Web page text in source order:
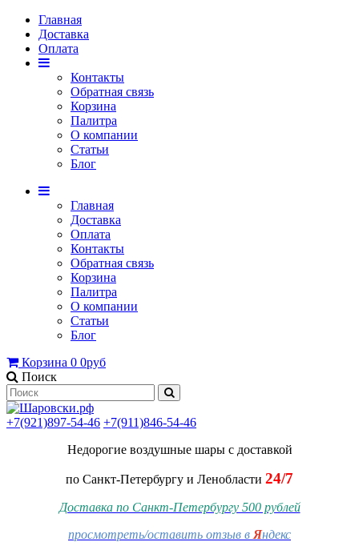
Главная
Доставка
Оплата
Контакты
Обратная связь
Корзина
Палитра
О компании
Статьи
Блог
Главная
Доставка
Оплата
Контакты
Обратная связь
Корзина
Палитра
О компании
Статьи
Блог
Корзина 0 0руб
Поиск
+7(921)897-54-46 +7(911)846-54-46
Недорогие воздушные шары с доставкой
по Санкт-Петербургу и Ленобласти 24/7
Доставка по Санкт-Петербургу 500 рублей
просмотреть/оставить отзыв в Яндекс